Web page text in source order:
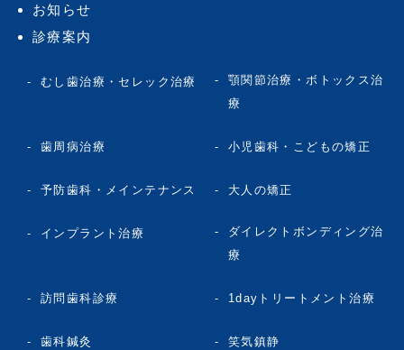
お知らせ
診療案内
むし歯治療・セレック治療
顎関節治療・ボトックス治
療
歯周病治療 小児歯科・こどもの矯正
予防歯科・メインテナンス 大人の矯正
インプラント治療
ダイレクトボンディング治
療
訪問歯科診療 1dayトリートメント治療
歯科鍼灸 笑気鎮静